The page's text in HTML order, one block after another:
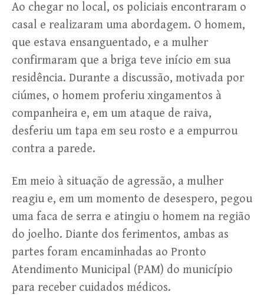
Ao chegar no local, os policiais encontraram o
casal e realizaram uma abordagem. O homem,
que estava ensanguentado, e a mulher
confirmaram que a briga teve início em sua
residência. Durante a discussão, motivada por
ciúmes, o homem proferiu xingamentos à
companheira e, em um ataque de raiva,
desferiu um tapa em seu rosto e a empurrou
contra a parede.
Em meio à situação de agressão, a mulher
reagiu e, em um momento de desespero, pegou
uma faca de serra e atingiu o homem na região
do joelho. Diante dos ferimentos, ambas as
partes foram encaminhadas ao Pronto
Atendimento Municipal (PAM) do município
para receber cuidados médicos.